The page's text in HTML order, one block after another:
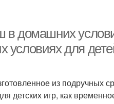
в домашних
условиях для
из подручных
детских игр, как